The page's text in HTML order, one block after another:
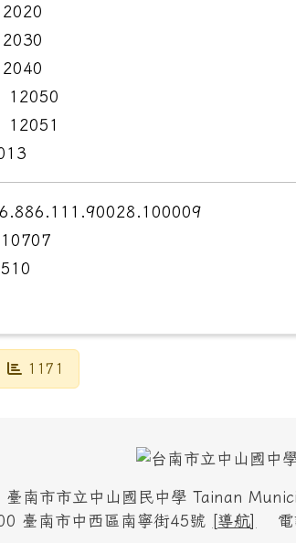
12050
12051
1171
臺南市市立中山國民中學 Tainan
臺南市中西區南寧街45號
[導航 電